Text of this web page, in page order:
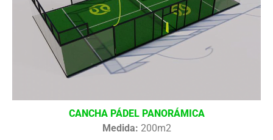
CANCHA PÁDEL PANORÁMICA
Medida: 200m2